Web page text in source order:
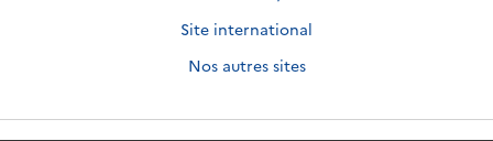
Site international
Nos autres sites